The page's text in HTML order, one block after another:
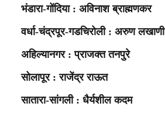
भंडारा-गोंदिया : अविनाश ब्राह्मणकर
वर्धा-चंद्रपूर-गडचिरोली : अरुण लखाणी
अहिल्यानगर : प्राजक्त तनपुरे
सोलापूर : राजेंद्र राऊत
सातारा-सांगली : धैर्यशील कदम